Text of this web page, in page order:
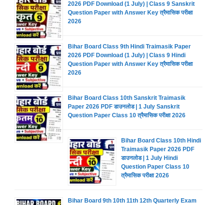
2026 PDF Download (1 July) | Class 9 Sanskrit
Question Paper with Answer Key त्रैमासिक परीक्षा
2026
Bihar Board Class 9th Hindi Traimasik Paper
2026 PDF Download (1 July) | Class 9 Hindi
Question Paper with Answer Key त्रैमासिक परीक्षा
2026
Bihar Board Class 10th Sanskrit Traimasik
Paper 2026 PDF डाउनलोड | 1 July Sanskrit
Question Paper Class 10 त्रैमासिक परीक्षा 2026
Bihar Board Class 10th Hindi
Traimasik Paper 2026 PDF
डाउनलोड | 1 July Hindi
Question Paper Class 10
त्रैमासिक परीक्षा 2026
Bihar Board 9th 10th 11th 12th Quarterly Exam